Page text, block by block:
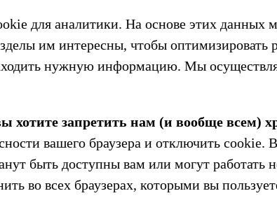
для аналитики. На основе этих данных
им интересны, чтобы оптимизировать
нужную информацию. Мы
хотите запретить нам (и вообще всем)
вашего браузера и отключить
быть доступны вам или могут
во всех браузерах, которыми вы